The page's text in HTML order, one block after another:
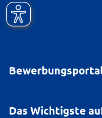
Das Wichtigste